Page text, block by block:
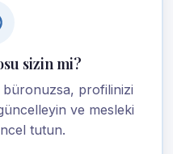
sizin mi?
büronuzsa, profilinizi
ve mesleki
tutun.